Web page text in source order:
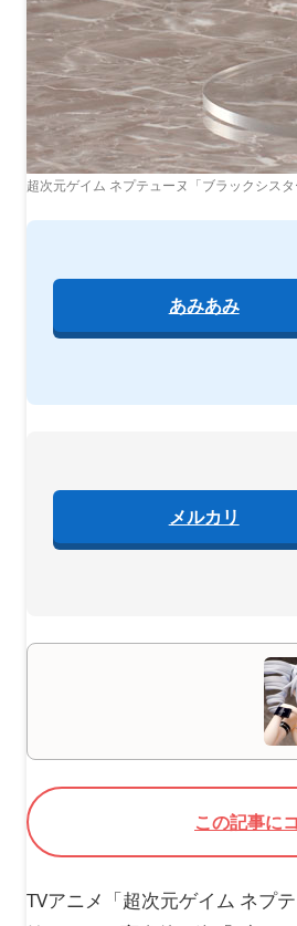
超次元ゲイム ネプテューヌ「ブラックシスタ
あみあみ
メルカリ
この記事に
TVアニメ「超次元ゲイム ネプ